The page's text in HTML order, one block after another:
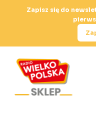
Zapisz się do